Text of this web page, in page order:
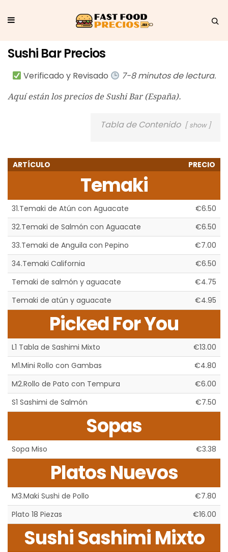
Sushi Bar Precios
Verificado y Revisado 7-8 minutos de lectura.
Aquí están los precios de Sushi Bar (España).
Tabla de Contenido show
ARTÍCULO PRECIO
Temaki
31.Temaki de Atún con Aguacate
€6.50
32.Temaki de Salmón con Aguacate
€6.50
33.Temaki de Anguila con Pepino
€7.00
34.Temaki California
€6.50
Temaki de salmón y aguacate
€4.75
Temaki de atún y aguacate
€4.95
Picked For You
L1 Tabla de Sashimi Mixto
€13.00
M1.Mini Rollo con Gambas
€4.80
M2.Rollo de Pato con Tempura
€6.00
S1 Sashimi de Salmón
€7.50
Sopas
Sopa Miso €3.38
Platos Nuevos
M3.Maki Sushi de Pollo
€7.80
Plato 18 Piezas
€16.00
Sushi Sashimi Mixto